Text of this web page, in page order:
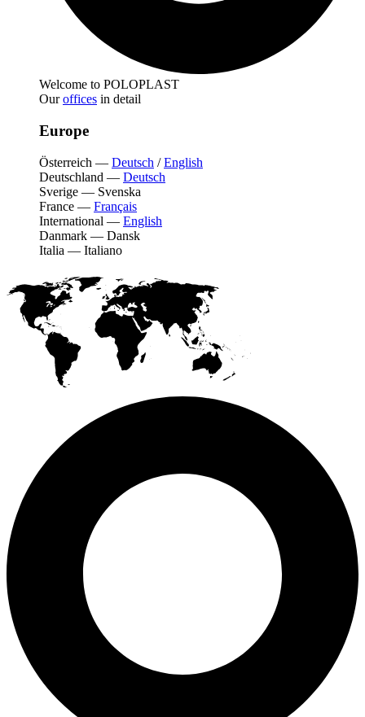
Welcome to POLOPLAST
Ouroffices in detail
Europe
Österreich — Deutsch /English
Deutschland — Deutsch
Sverige — Svenska
France — Français
International — English
Danmark — Dansk
Italia — Italiano